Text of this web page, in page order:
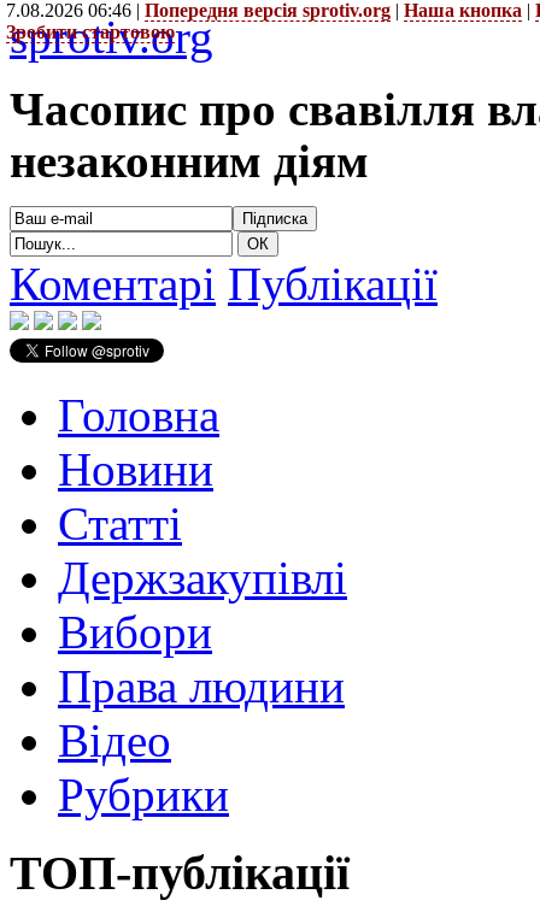
7.08.2026 06:46 | Попередня версія sprotiv.org | Наша кнопка |
Зробити стартовою
sprotiv.org
Часопис про свавілля
незаконним діям
Коментарі Публікації
Головна
Новини
Статті
Держзакупівлі
Вибори
Права людини
Відео
Рубрики
ТОП-публікації